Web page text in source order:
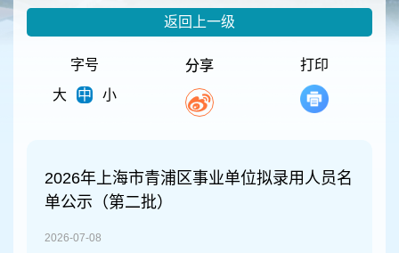
网
返回上一级
字号
大
中 小
分享 打印
2026年上海市青浦区事业单位拟录用人员名
单公示（第二批）
2026-07-08